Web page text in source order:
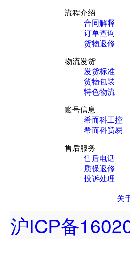
流程介绍
合同解释
订单查询
货物返修
物流发货
发货标准
货物包装
特色物流
账号信息
希而科工控
希而科贸易
售后服务
售后电话
质保返修
投诉处理
关
沪ICP备